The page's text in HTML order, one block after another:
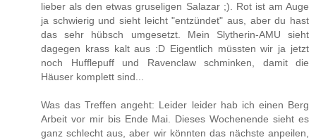
lieber als den etwas gruseligen Salazar ;). Rot ist am Auge
ja schwierig und sieht leicht "entzündet" aus, aber du hast
das sehr hübsch umgesetzt. Mein Slytherin-AMU sieht
dagegen krass kalt aus :D Eigentlich müssten wir ja jetzt
noch Hufflepuff und Ravenclaw schminken, damit die
Häuser komplett sind...
Was das Treffen angeht: Leider leider hab ich einen Berg
Arbeit vor mir bis Ende Mai. Dieses Wochenende sieht es
ganz schlecht aus, aber wir könnten das nächste anpeilen,